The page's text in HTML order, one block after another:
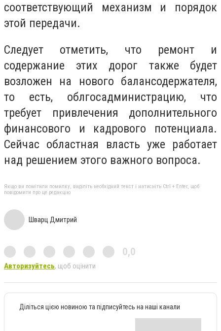
соответствующий механизм и порядок
этой передачи.
Следует отметить, что ремонт и
содержание этих дорог также будет
возложен на нового балансодержателя,
то есть, облгосадминистрацию, что
требует привлечения дополнительного
финансового и кадрового потенциала.
Сейчас областная власть уже работает
над решением этого важного вопроса.
Якщо ви помітили помилку, виділіть необхідний текст і натисніть Ctrl + Enter, щоб
повідомити про це редакцію
Шварц Дмитрий
0,0
Авторизуйтесь, щоб оцінити
Діліться цією новиною та підписуйтесь на наші канали